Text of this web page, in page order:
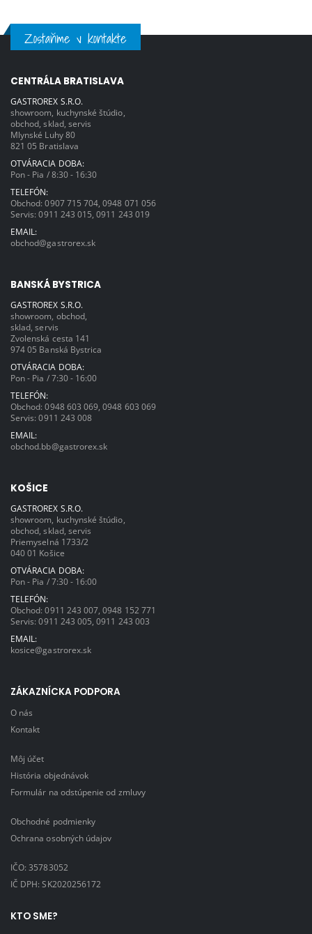
Zostaňme v kontakte
CENTRÁLA BRATISLAVA
GASTROREX S.R.O.
showroom, kuchynské štúdio,
obchod, sklad, servis
Mlynské Luhy 80
821 05 Bratislava
OTVÁRACIA DOBA:
Pon - Pia / 8:30 - 16:30
TELEFÓN:
Obchod:0907 715 704 ,0948 071 056
Servis:0911 243 015 ,0911 243 019
EMAIL:
obchod@gastrorex.sk
BANSKÁ BYSTRICA
GASTROREX S.R.O.
showroom, obchod,
sklad, servis
Zvolenská cesta 141
974 05 Banská Bystrica
OTVÁRACIA DOBA:
Pon - Pia / 7:30 - 16:00
TELEFÓN:
Obchod:0948 603 069 ,0948 603 069
Servis:0911 243 008
EMAIL:
obchod.bb@gastrorex.sk
KOŠICE
GASTROREX S.R.O.
showroom, kuchynské štúdio,
obchod, sklad, servis
Priemyselná 1733/2
040 01 Košice
OTVÁRACIA DOBA:
Pon - Pia / 7:30 - 16:00
TELEFÓN:
Obchod:0911 243 007 ,0948 152 771
Servis:0911 243 005 ,0911 243 003
EMAIL:
kosice@gastrorex.sk
ZÁKAZNÍCKA PODPORA
O nás
Kontakt
Môj účet
História objednávok
Formulár na odstúpenie od zmluvy
Obchodné podmienky
Ochrana osobných údajov
IČO: 35783052
IČ DPH: SK2020256172
KTO SME?